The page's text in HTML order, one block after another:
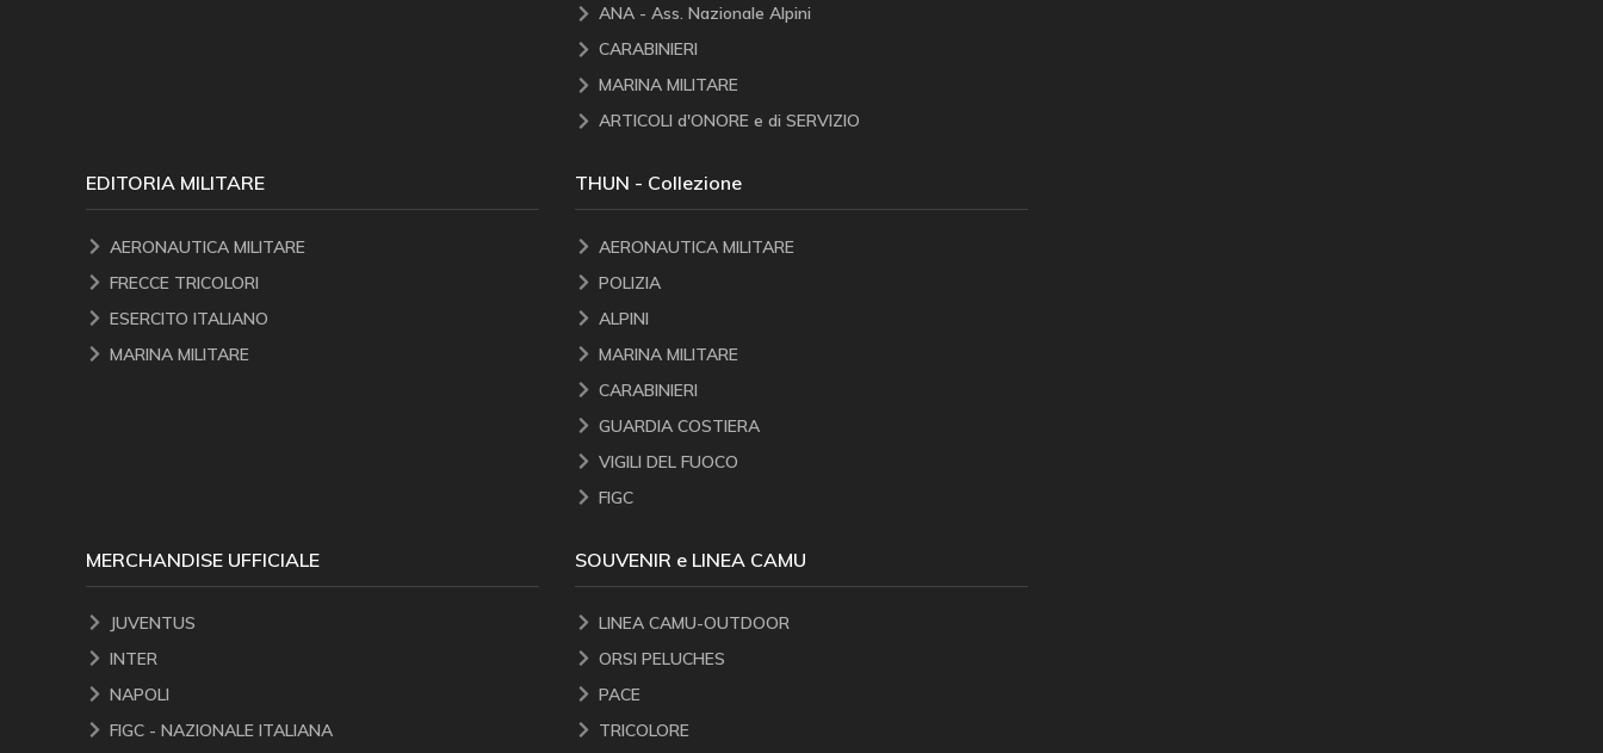
ANA - Ass. Nazionale Alpini
CARABINIERI
MARINA MILITARE
ARTICOLI d'ONORE e di SERVIZIO
EDITORIA MILITARE
AERONAUTICA MILITARE
FRECCE TRICOLORI
ESERCITO ITALIANO
MARINA MILITARE
THUN - Collezione
AERONAUTICA MILITARE
POLIZIA
ALPINI
MARINA MILITARE
CARABINIERI
GUARDIA COSTIERA
VIGILI DEL FUOCO
FIGC
MERCHANDISE UFFICIALE
JUVENTUS
INTER
NAPOLI
FIGC - NAZIONALE ITALIANA
SOUVENIR e LINEA CAMU
LINEA CAMU-OUTDOOR
ORSI PELUCHES
PACE
TRICOLORE